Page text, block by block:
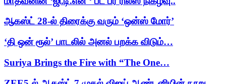
ஆகஸ்ட் 28-ல் திரைக்கு வரும் ‘ஒன்ஸ் மோர்’
‘தி ஒன் ரூல்’ பாடலில் அனல் பறக்க விடும்…
Suriya Brings the Fire with “The One…